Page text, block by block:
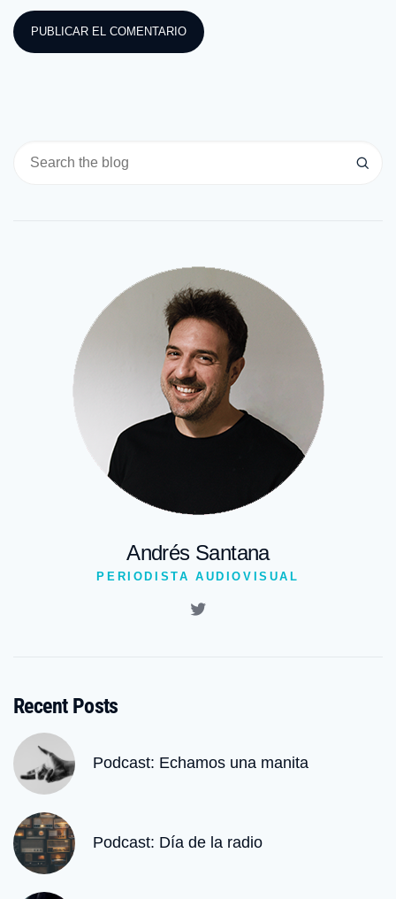
Andrés Santana
PERIODISTA AUDIOVISUAL
Recent Posts
Podcast: Echamos una manita
Podcast: Día de la radio